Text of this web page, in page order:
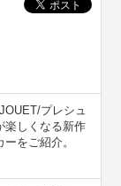
プレシュ
楽しくなる新作
をご紹介。